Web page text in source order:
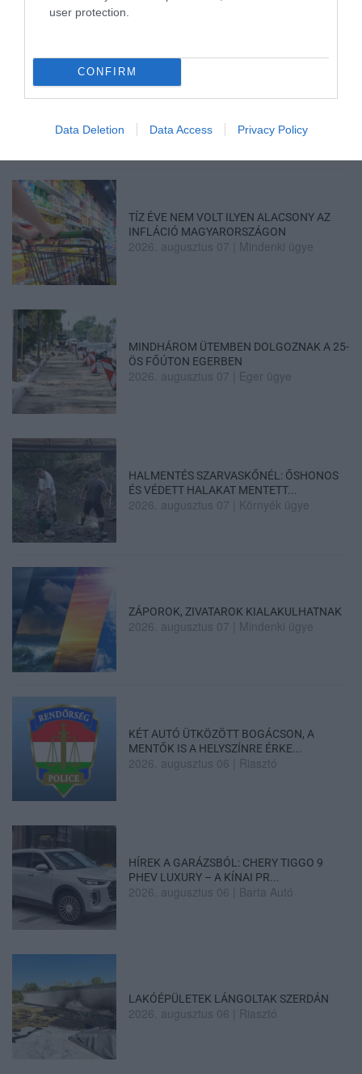
user protection.
CONFIRM
Data Deletion Data Access Privacy Policy
ÚJRAINDULNAK A KORÁBBAN
LEÁLLÍTOTT SZOLGÁLTATÁSOK AZ EGRI...
TÍZ ÉVE NEM VOLT ILYEN ALACSONY AZ
INFLÁCIÓ MAGYARORSZÁGON
2026. augusztus 07 Mindenki ügye
MINDHÁROM ÜTEMBEN DOLGOZNAK A 25-
ÖS FŐÚTON EGERBEN
2026. augusztus 07 Eger ügye
HALMENTÉS SZARVASKŐNÉL: ŐSHONOS
ÉS VÉDETT HALAKAT MENTETT...
2026. augusztus 07 Környék ügye
ZÁPOROK, ZIVATAROK KIALAKULHATNAK
2026. augusztus 07 Mindenki ügye
KÉT AUTÓ ÜTKÖZÖTT BOGÁCSON, A
MENTŐK IS A HELYSZÍNRE ÉRKE...
2026. augusztus 06 Riasztó
HÍREK A GARÁZSBÓL: CHERY TIGGO 9
PHEV LUXURY – A KÍNAI PR...
2026. augusztus 06 Barta Autó
LAKÓÉPÜLETEK LÁNGOLTAK SZERDÁN
2026. augusztus 06 Riasztó